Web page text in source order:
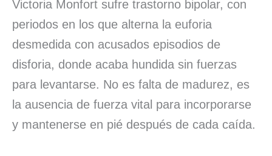
Victoria Monfort sufre trastorno bipolar, con
periodos en los que alterna la euforia
desmedida con acusados episodios de
disforia, donde acaba hundida sin fuerzas
para levantarse. No es falta de madurez, es
la ausencia de fuerza vital para incorporarse
y mantenerse en pié después de cada caída.